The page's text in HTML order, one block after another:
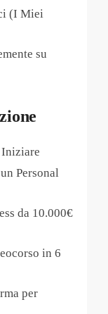
(I Miei
su
Iniziare
Personal
da 10.000€
in 6
per